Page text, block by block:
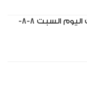
مواعيد مباريات اليوم السبت 8-8-